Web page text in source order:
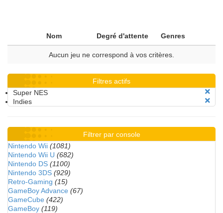
Nom Degré d'attente Genres
Aucun jeu ne correspond à vos critères.
Filtres actifs
Super NES
Indies
Filtrer par console
Nintendo Wii (1081)
Nintendo Wii U (682)
Nintendo DS (1100)
Nintendo 3DS (929)
Retro-Gaming (15)
GameBoy Advance (67)
GameCube (422)
GameBoy (119)